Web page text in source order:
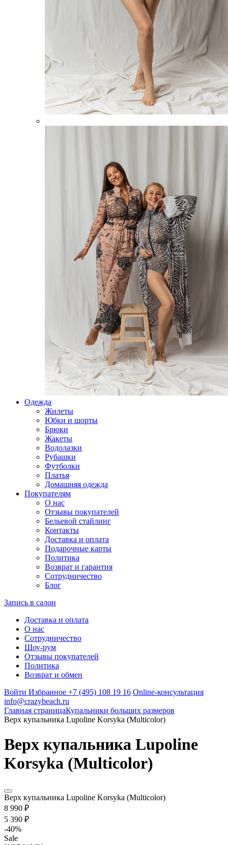
Одежда
Жилеты
Юбки и шорты
Брюки
Жакеты
Водолазки
Рубашки
Футболки
Платья
Домашняя одежда
Покупателям
О нас
Отзывы покупателей
Бельевой стайлинг
Контакты
Доставка и оплата
Подарочные карты
Политика
Возврат и гарантия
Сотрудничество
Блог
Запись в салон
Доставка и оплата
О нас
Сотрудничество
Шоу-рум
Отзывы покупателей
Политика
Возврат и обмен
Войти Избранное +7 (495) 108 19 16 Online-консультация
info@crazybeach.ru
Главная страницаКупальники больших размеров
Верх купальника Lupoline Korsyka (Multicolor)
Верх купальника Lupoline
Korsyka (Multicolor)
Верх купальника Lupoline Korsyka (Multicolor)
8 990 ₽
5 390 ₽
-40%
Sale